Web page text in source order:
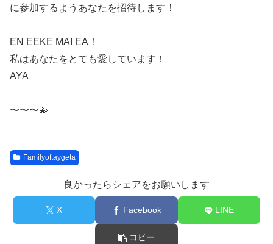
に参加するようあなたを招待します！
EN EEKE MAI EA！
私はあなたをとても愛しています！
AYA
〜〜〜💫
Familyoftaygeta
良かったらシェアをお願いします
X Facebook LINE
コピー